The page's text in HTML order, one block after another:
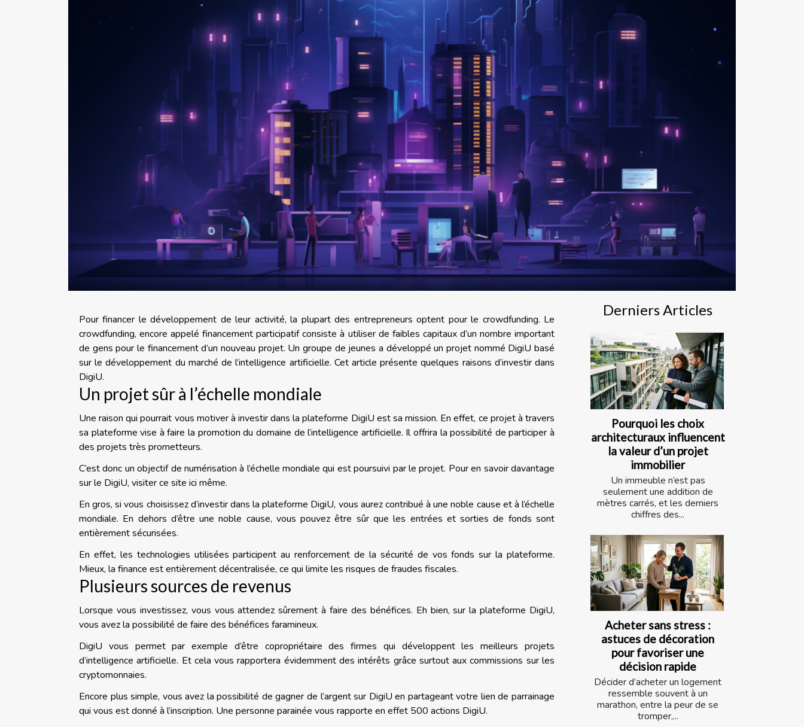
Pour financer le développement de leur activité, la plupart des entrepreneurs optent pour le crowdfunding. Le
crowdfunding, encore appelé financement participatif consiste à utiliser de faibles capitaux d’un nombre important
de gens pour le financement d’un nouveau projet. Un groupe de jeunes a développé un projet nommé DigiU basé
sur le développement du marché de l’intelligence artificielle. Cet article présente quelques raisons d’investir dans
DigiU.
Un projet sûr à l’échelle mondiale
Une raison qui pourrait vous motiver à investir dans la plateforme DigiU est sa mission. En effet, ce projet à travers
sa plateforme vise à faire la promotion du domaine de l’intelligence artificielle. Il offrira la possibilité de participer à
des projets très prometteurs.
C’est donc un objectif de numérisation à l’échelle mondiale qui est poursuivi par le projet. Pour en savoir davantage
sur le DigiU, visiter ce site ici même.
En gros, si vous choisissez d’investir dans la plateforme DigiU, vous aurez contribué à une noble cause et à l’échelle
mondiale. En dehors d’être une noble cause, vous pouvez être sûr que les entrées et sorties de fonds sont
entièrement sécurisées.
En effet, les technologies utilisées participent au renforcement de la sécurité de vos fonds sur la plateforme.
Mieux, la finance est entièrement décentralisée, ce qui limite les risques de fraudes fiscales.
Plusieurs sources de revenus
Lorsque vous investissez, vous vous attendez sûrement à faire des bénéfices. Eh bien, sur la plateforme DigiU,
vous avez la possibilité de faire des bénéfices faramineux.
DigiU vous permet par exemple d’être copropriétaire des firmes qui développent les meilleurs projets
d’intelligence artificielle. Et cela vous rapportera évidemment des intérêts grâce surtout aux commissions sur les
cryptomonnaies.
Encore plus simple, vous avez la possibilité de gagner de l’argent sur DigiU en partageant votre lien de parrainage
qui vous est donné à l’inscription. Une personne parainée vous rapporte en effet 500 actions DigiU.
Derniers Articles
Pourquoi les choix
architecturaux influencent
la valeur d’un projet
immobilier
Un immeuble n’est pas
seulement une addition de
mètres carrés, et les derniers
chiffres des...
Acheter sans stress :
astuces de décoration
pour favoriser une
décision rapide
Décider d’acheter un logement
ressemble souvent à un
marathon, entre la peur de se
tromper,...